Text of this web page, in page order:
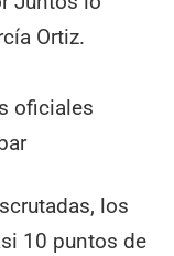
Ortiz.
oficiales
los
10 puntos de